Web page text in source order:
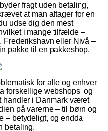
fragt uden betaling,
at man aftager for en
udse dig den mest
i mange tilfælde –
Frederikshavn eller Nivå –
pakke til en pakkeshop.
for alle og enhver
forskellige webshops, og
handler i Danmark været
på varerne – til børn og
– betydeligt, og endda
betaling.